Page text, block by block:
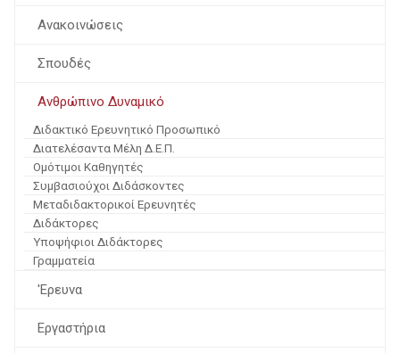
Ανακοινώσεις
Σπουδές
Ανθρώπινο Δυναμικό
Διδακτικό Ερευνητικό Προσωπικό
Διατελέσαντα Μέλη Δ.Ε.Π.
Ομότιμοι Καθηγητές
Συμβασιούχοι Διδάσκοντες
Μεταδιδακτορικοί Ερευνητές
Διδάκτορες
Υποψήφιοι Διδάκτορες
Γραμματεία
'Ερευνα
Εργαστήρια